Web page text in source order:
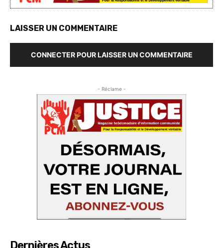
LAISSER UN COMMENTAIRE
CONNECTER POUR LAISSER UN COMMENTAIRE
- Réclame -
Dernières Actus